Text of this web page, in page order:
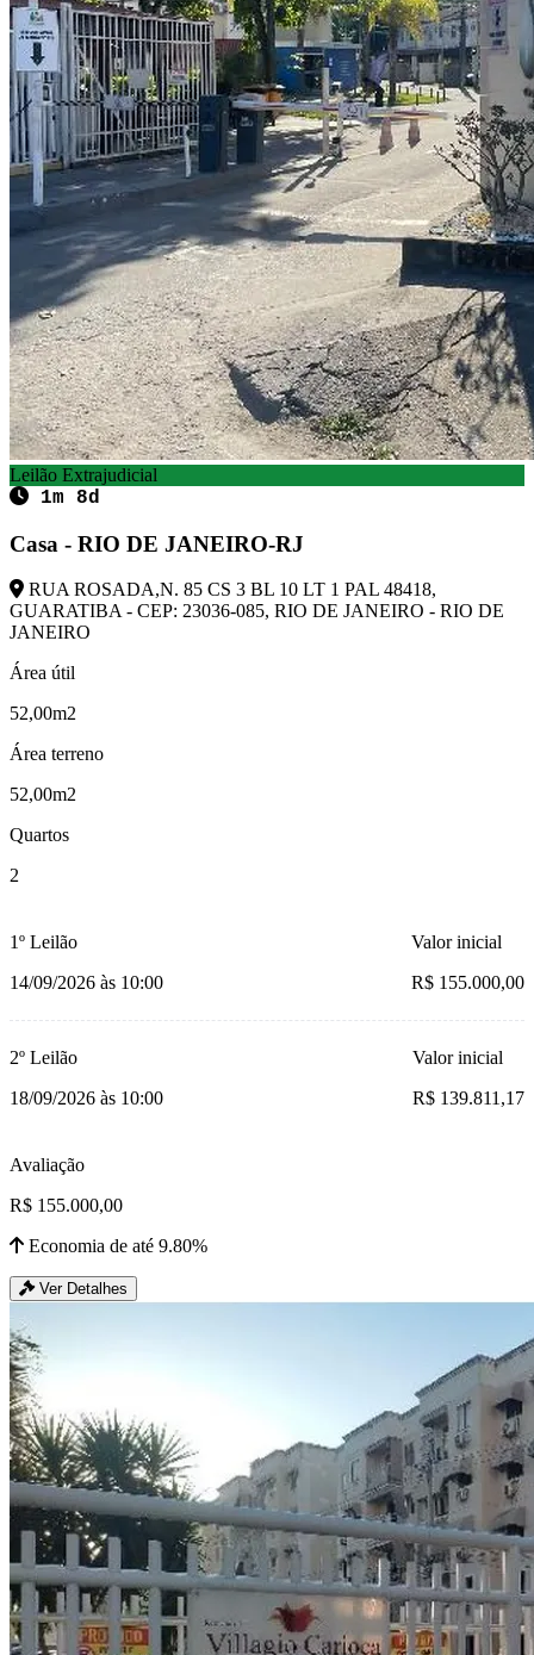
Leilão Extrajudicial
1m 8d
Casa - RIO DE JANEIRO-RJ
RUA ROSADA,N. 85 CS 3 BL 10 LT 1 PAL 48418,
GUARATIBA - CEP: 23036-085, RIO DE JANEIRO - RIO DE
JANEIRO
Área útil
52,00m2
Área terreno
52,00m2
Quartos
2
1º Leilão
14/09/2026 às 10:00
Valor inicial
R$ 155.000,00
2º Leilão
18/09/2026 às 10:00
Valor inicial
R$ 139.811,17
Avaliação
R$ 155.000,00
Economia de até 9.80%
Ver Detalhes